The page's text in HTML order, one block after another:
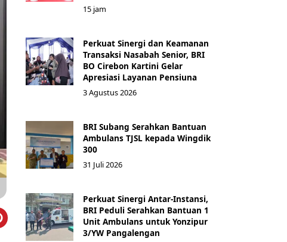
15 jam
Perkuat Sinergi dan Keamanan
Transaksi Nasabah Senior, BRI
BO Cirebon Kartini Gelar
Apresiasi Layanan Pensiuna
3 Agustus 2026
BRI Subang Serahkan Bantuan
Ambulans TJSL kepada Wingdik
300
31 Juli 2026
Perkuat Sinergi Antar-Instansi,
BRI Peduli Serahkan Bantuan 1
Unit Ambulans untuk Yonzipur
3/YW Pangalengan